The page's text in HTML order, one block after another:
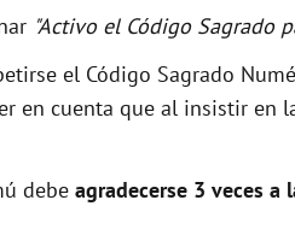
"Activo el Código Sagrado
el Código Sagrado
en cuenta que al insistir en
debe agradecerse 3 veces a